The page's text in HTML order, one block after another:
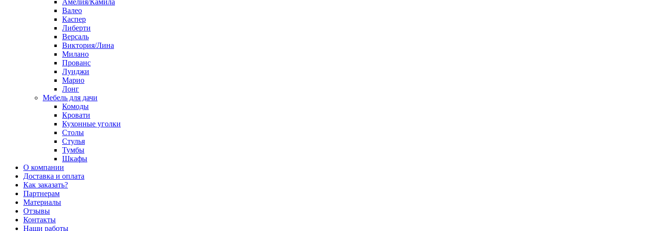
Амелия/Камила
Валео
Каспер
Либерти
Версаль
Виктория/Лина
Милано
Прованс
Луиджи
Марио
Лонг
Мебель для дачи
Комоды
Кровати
Кухонные уголки
Столы
Стулья
Тумбы
Шкафы
О компании
Доставка и оплата
Как заказать?
Партнерам
Материалы
Отзывы
Контакты
Наши работы